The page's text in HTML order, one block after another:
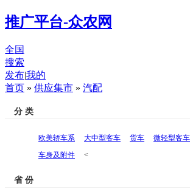
推广平台-众农网
全国
搜索
发布|我的
首页 » 供应集市 » 汽配
分 类
欧美轿车系 大中型客车 货车 微轻型客车
车身及附件
<
省 份